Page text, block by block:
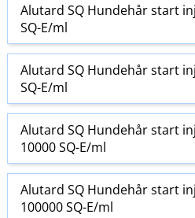
Alutard SQ Hundehår start
SQ-E​/​ml
Alutard SQ Hundehår start
SQ-E​/​ml
Alutard SQ Hundehår start
10000 SQ-E​/​ml
Alutard SQ Hundehår start
100000 SQ-E​/​ml